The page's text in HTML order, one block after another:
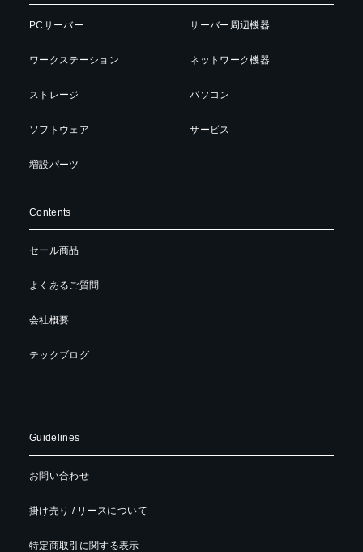
PCサーバー
ワークステーション
ストレージ
ソフトウェア
増設パーツ
サーバー周辺機器
ネットワーク機器
パソコン
サービス
Contents
セール商品
よくあるご質問
会社概要
テックブログ
Guidelines
お問い合わせ
掛け売り / リースについて
特定商取引に関する表示